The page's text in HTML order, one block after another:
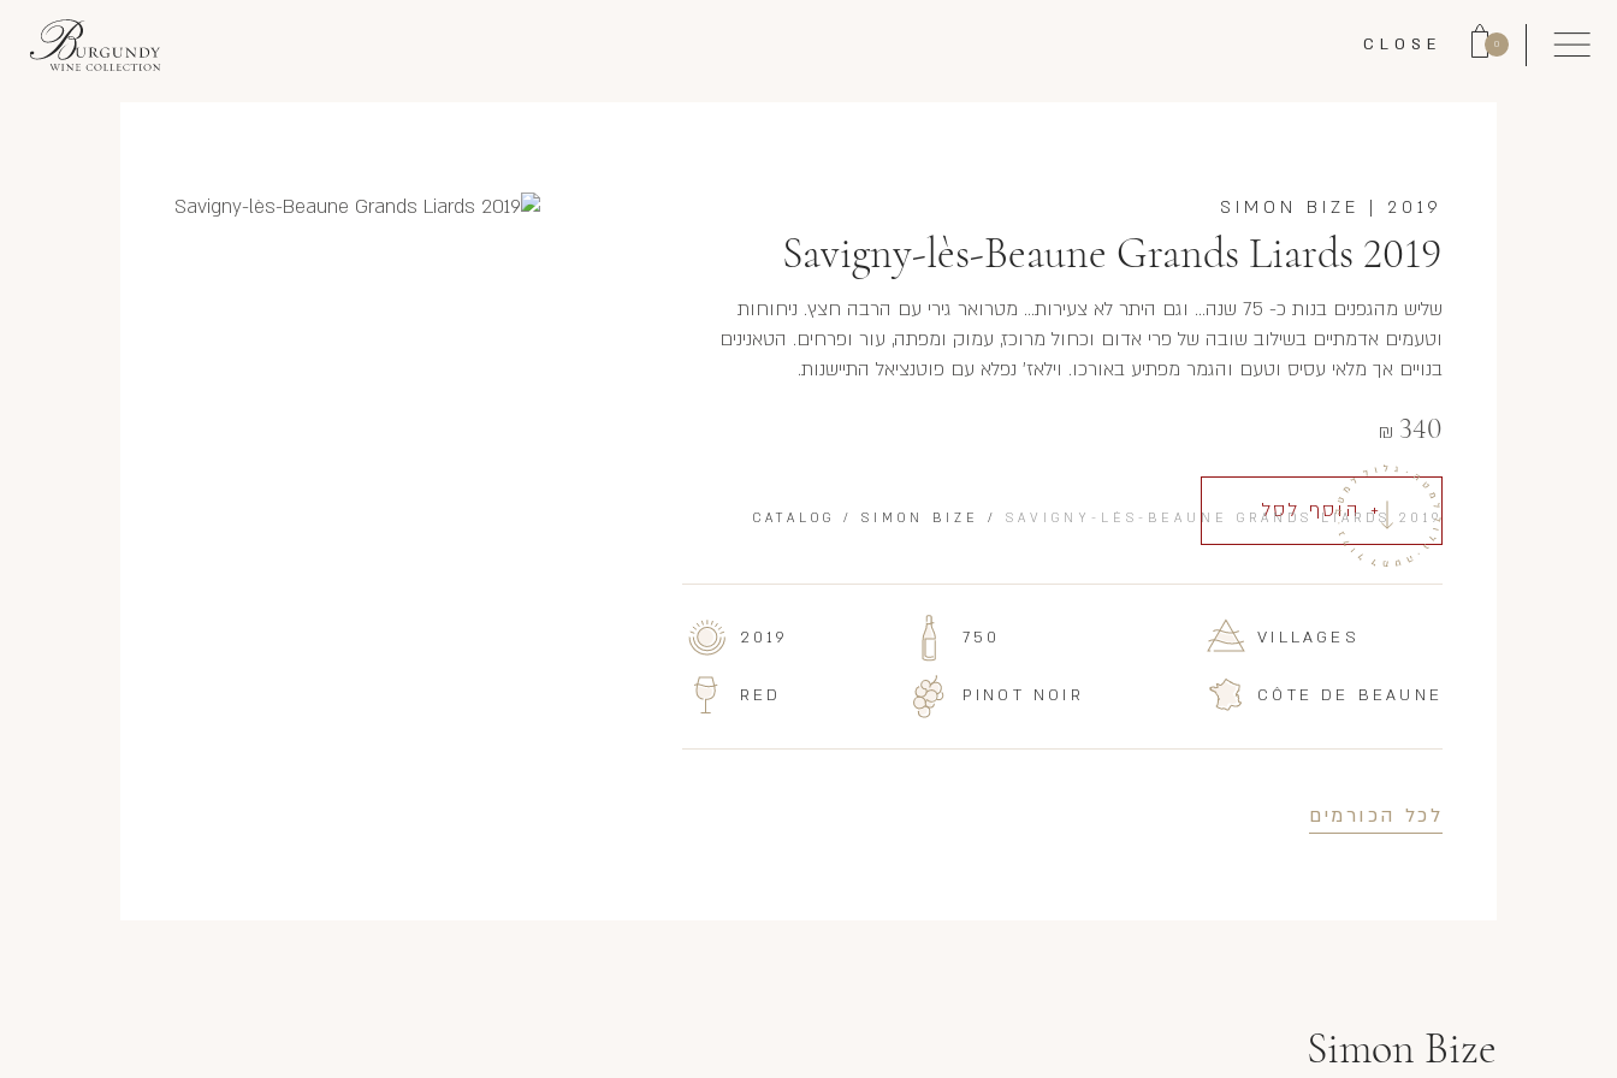
0
CLOSE
CATALOG / SIMON BIZE / SAVIGNY-LÈS-BEAUNE GRANDS LIARDS 2019
2019
|
SIMON BIZE
Savigny-lès-Beaune Grands Liards 2019
שליש מהגפנים בנות כ- 75 שנה... וגם היתר לא צעירות... מטרואר גירי עם הרבה חצץ. ניחוחות
וטעמים אדמתיים בשילוב שובה של פרי אדום וכחול מרוכז, עמוק ומפתה, עור ופרחים. הטאנינים
בנויים אך מלאי עסיס וטעם והגמר מפתיע באורכו. וילאז' נפלא עם פוטנציאל התיישנות.
340
₪
+ הוסף לסל
2019
RED
750
PINOT NOIR
VILLAGES
CÔTE DE BEAUNE
לכל הכורמים
Simon Bize